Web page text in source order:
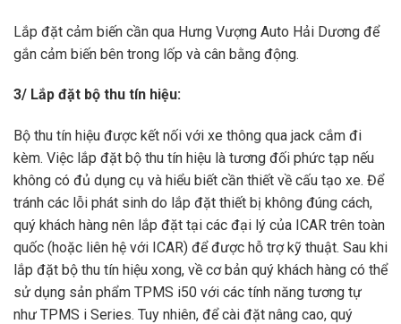
Lắp đặt cảm biến cần qua Hưng Vượng Auto Hải Dương để
gắn cảm biến bên trong lốp và cân bằng động.
3/ Lắp đặt bộ thu tín hiệu:
Bộ thu tín hiệu được kết nối với xe thông qua jack cắm đi
kèm. Việc lắp đặt bộ thu tín hiệu là tương đối phức tạp nếu
không có đủ dụng cụ và hiểu biết cần thiết về cấu tạo xe. Để
tránh các lỗi phát sinh do lắp đặt thiết bị không đúng cách,
quý khách hàng nên lắp đặt tại các đại lý của ICAR trên toàn
quốc (hoặc liên hệ với ICAR) để được hỗ trợ kỹ thuật. Sau khi
lắp đặt bộ thu tín hiệu xong, về cơ bản quý khách hàng có thể
sử dụng sản phẩm TPMS i50 với các tính năng tương tự
như TPMS i Series. Tuy nhiên, để cài đặt nâng cao, quý